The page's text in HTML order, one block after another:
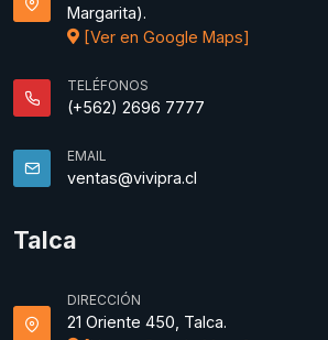
Margarita).
[Ver en Google Maps]
TELÉFONOS
(+562) 2696 7777
EMAIL
ventas@vivipra.cl
Talca
DIRECCIÓN
21 Oriente 450, Talca.